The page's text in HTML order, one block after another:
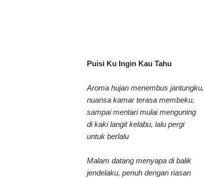
Puisi Ku Ingin Kau Tahu
Aroma hujan menembus jantungku,
nuansa kamar terasa membeku,
sampai mentari mulai menguning
di kaki langit kelabu, lalu pergi
untuk berlalu
Malam datang menyapa di balik
jendelaku, penuh dengan riasan